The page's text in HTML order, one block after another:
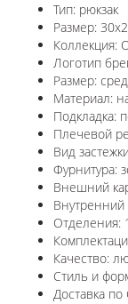
Тип: рюкзак
Размер:
Коллекция:
Логотип
Размер:
Материал:
Подкладка:
Плечевой
Вид
Фурнитура:
Внешний
Внутренний
Отделения: 1
Качество:
Стиль и
Доставка